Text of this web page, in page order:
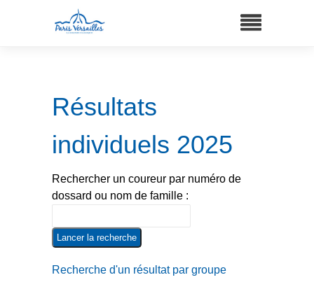
Résultats
individuels 2025
Rechercher un coureur par numéro de
dossard ou nom de famille :
Recherche d'un résultat par groupe